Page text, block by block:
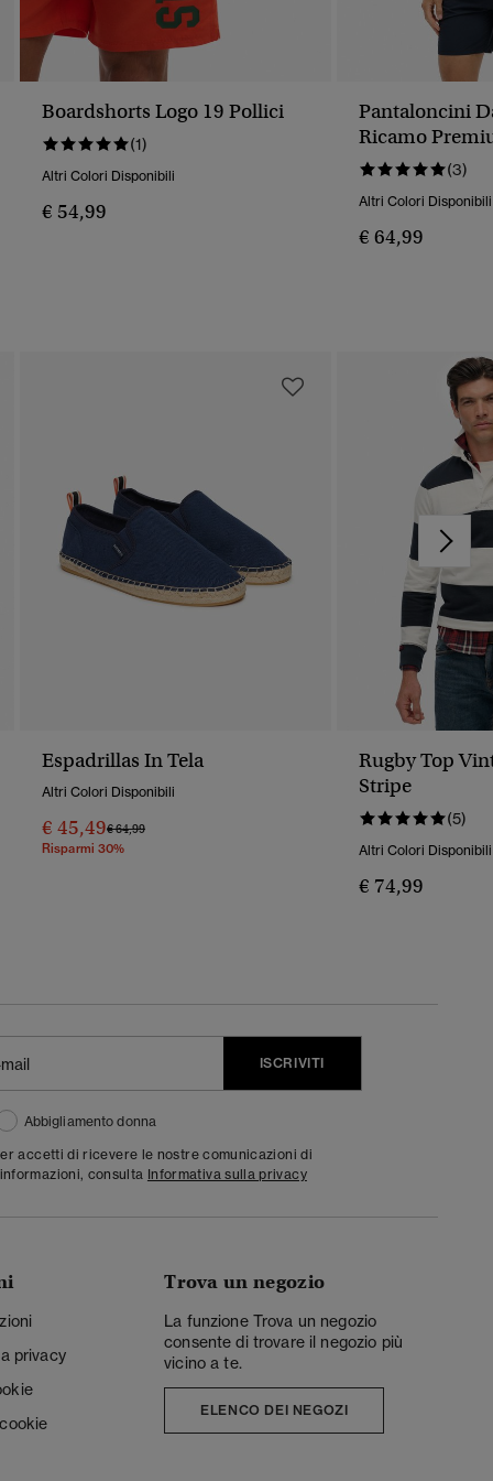
Boardshorts Logo 19 Pollici
(1)
Altri Colori Disponibili
€ 54,99
Pantaloncini
Ricamo
(3)
Altri Colori Disponibili
€ 64,99
Espadrillas In Tela
Altri Colori Disponibili
€ 45,49Prezzo Ridotto Da
€ 64,99A
Risparmi 30%
Rugby Top
Stripe
(5)
Altri Colori Disponibili
€ 74,99
ISCRIVITI
Abbigliamento donna
accetti di ricevere le nostre comunicazioni di
consulta Informativa sulla privacy
privacy
Trova un negozio
La funzione Trova un negozio
consente di trovare il negozio più
vicino a te.
ELENCO DEI NEGOZI